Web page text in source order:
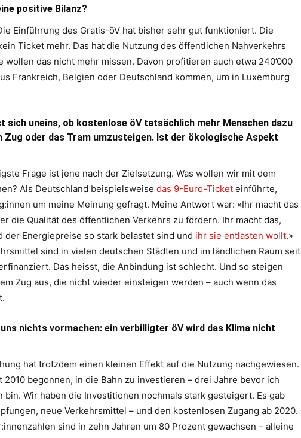
positive Bilanz?
Einführung des Gratis-öV hat bisher sehr gut funktioniert. Die
Ticket mehr. Das hat die Nutzung des öffentlichen Nahverkehrs
wollen das nicht mehr missen. Davon profitieren auch etwa 240’000
Frankreich, Belgien oder Deutschland kommen, um in Luxemburg
sich uneins, ob kostenlose öV tatsächlich mehr Menschen dazu
Zug oder das Tram umzusteigen. Ist der ökologische Aspekt
Frage ist jene nach der Zielsetzung. Was wollen wir mit dem
Als Deutschland beispielsweise das 9-Euro-Ticketeinführte,
um meine Meinung gefragt. Meine Antwort war: «Ihr macht das
die Qualität des öffentlichen Verkehrs zu fördern. Ihr macht das,
der Energiepreise so stark belastet sind und ihr sie entlasten wollt.»
sind in vielen deutschen Städten und im ländlichen Raum seit
Das heisst, die Anbindung ist schlecht. Und so steigen
Zug aus, die nicht wieder einsteigen werden – auch wenn das
nichts vormachen: ein verbilligter öV wird das Klima nicht
hat trotzdem einen kleinen Effekt auf die Nutzung nachgewiesen.
2010 begonnen, in die Bahn zu investieren – drei Jahre bevor ich
Wir haben die Investitionen nochmals stark gesteigert. Es gab
neue Verkehrsmittel – und den kostenlosen Zugang ab 2020.
sind in zehn Jahren um 80 Prozent gewachsen – alleine